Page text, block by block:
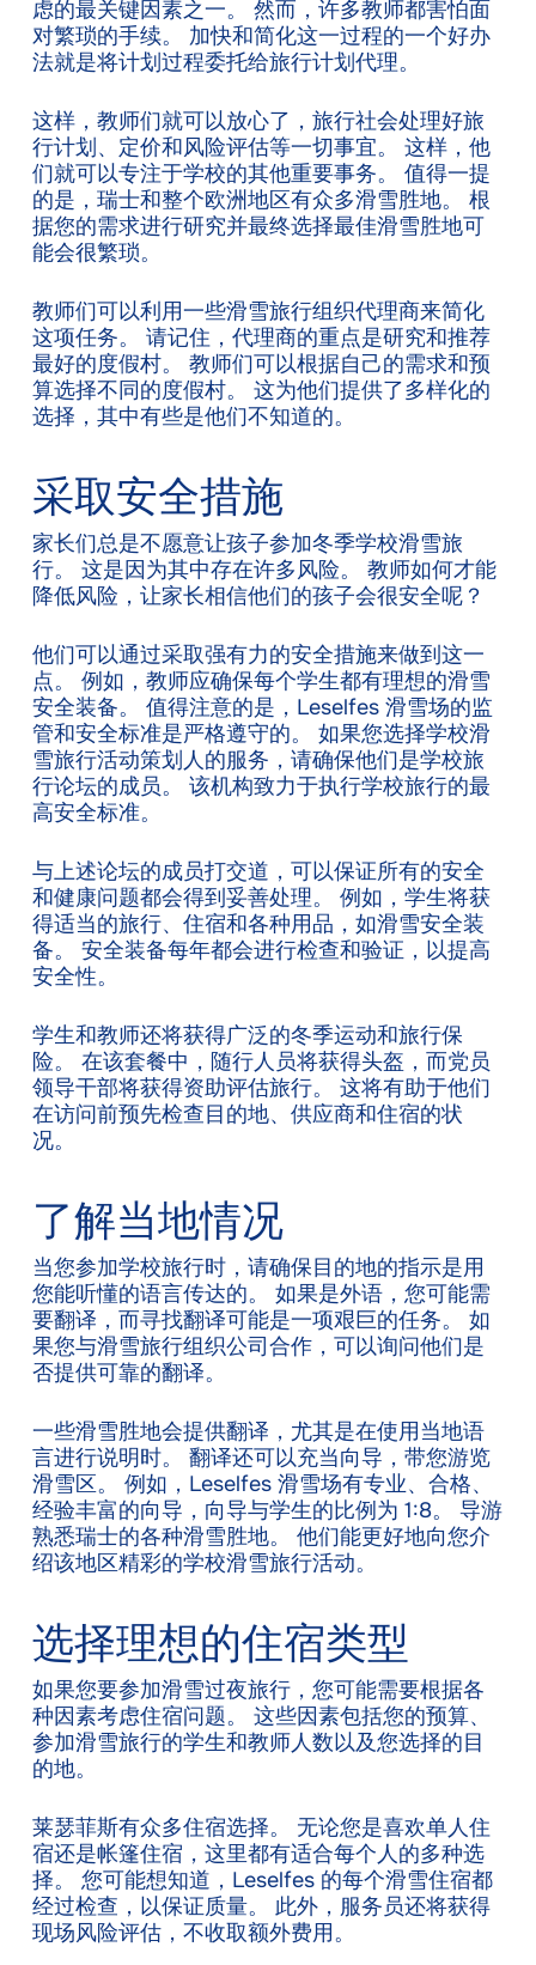
虑的最关键因素之一。 然而，许多教师都害怕面
对繁琐的手续。 加快和简化这一过程的一个好办
法就是将计划过程委托给旅行计划代理。
这样，教师们就可以放心了，旅行社会处理好旅
行计划、定价和风险评估等一切事宜。 这样，他
们就可以专注于学校的其他重要事务。 值得一提
的是，瑞士和整个欧洲地区有众多滑雪胜地。 根
据您的需求进行研究并最终选择最佳滑雪胜地可
能会很繁琐。
教师们可以利用一些滑雪旅行组织代理商来简化
这项任务。 请记住，代理商的重点是研究和推荐
最好的度假村。 教师们可以根据自己的需求和预
算选择不同的度假村。 这为他们提供了多样化的
选择，其中有些是他们不知道的。
采取安全措施
家长们总是不愿意让孩子参加冬季学校滑雪旅
行。 这是因为其中存在许多风险。 教师如何才能
降低风险，让家长相信他们的孩子会很安全呢？
他们可以通过采取强有力的安全措施来做到这一
点。 例如，教师应确保每个学生都有理想的滑雪
安全装备。 值得注意的是，Leselfes 滑雪场的监
管和安全标准是严格遵守的。 如果您选择学校滑
雪旅行活动策划人的服务，请确保他们是学校旅
行论坛的成员。 该机构致力于执行学校旅行的最
高安全标准。
与上述论坛的成员打交道，可以保证所有的安全
和健康问题都会得到妥善处理。 例如，学生将获
得适当的旅行、住宿和各种用品，如滑雪安全装
备。 安全装备每年都会进行检查和验证，以提高
安全性。
学生和教师还将获得广泛的冬季运动和旅行保
险。 在该套餐中，随行人员将获得头盔，而党员
领导干部将获得资助评估旅行。 这将有助于他们
在访问前预先检查目的地、供应商和住宿的状
况。
了解当地情况
当您参加学校旅行时，请确保目的地的指示是用
您能听懂的语言传达的。 如果是外语，您可能需
要翻译，而寻找翻译可能是一项艰巨的任务。 如
果您与滑雪旅行组织公司合作，可以询问他们是
否提供可靠的翻译。
一些滑雪胜地会提供翻译，尤其是在使用当地语
言进行说明时。 翻译还可以充当向导，带您游览
滑雪区。 例如，Leselfes 滑雪场有专业、合格、
经验丰富的向导，向导与学生的比例为 1:8。 导游
熟悉瑞士的各种滑雪胜地。 他们能更好地向您介
绍该地区精彩的学校滑雪旅行活动。
选择理想的住宿类型
如果您要参加滑雪过夜旅行，您可能需要根据各
种因素考虑住宿问题。 这些因素包括您的预算、
参加滑雪旅行的学生和教师人数以及您选择的目
的地。
莱瑟菲斯有众多住宿选择。 无论您是喜欢单人住
宿还是帐篷住宿，这里都有适合每个人的多种选
择。 您可能想知道，Leselfes 的每个滑雪住宿都
经过检查，以保证质量。 此外，服务员还将获得
现场风险评估，不收取额外费用。